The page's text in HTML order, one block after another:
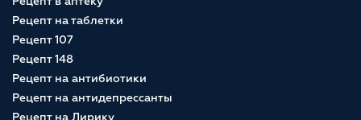
Рецепт на таблетки
Рецепт 107
Рецепт 148
Рецепт на антибиотики
Рецепт на антидепрессанты
Рецепт на Лирику